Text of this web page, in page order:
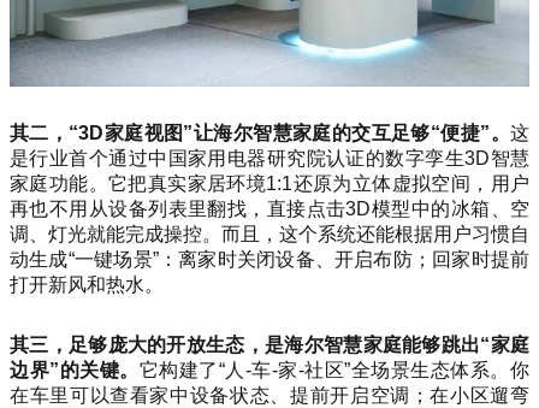
其二，“3D家庭视图”让海尔智慧家庭的交互足够“便捷”。 这
是行业首个通过中国家用电器研究院认证的数字孪生3D智慧
家庭功能。它把真实家居环境1:1还原为立体虚拟空间，用户
再也不用从设备列表里翻找，直接点击3D模型中的冰箱、空
调、灯光就能完成操控。而且，这个系统还能根据用户习惯自
动生成“一键场景”：离家时关闭设备、开启布防；回家时提前
打开新风和热水。
其三，足够庞大的开放生态，是海尔智慧家庭能够跳出“家庭
边界”的关键。 它构建了“人-车-家-社区”全场景生态体系。你
在车里可以查看家中设备状态、提前开启空调；在小区遛弯